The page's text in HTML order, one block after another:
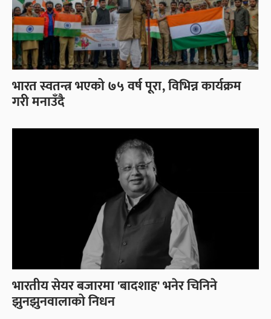
भारत स्वतन्त्र भएको ७५ वर्ष पूरा, विभिन्न कार्यक्रम
गरी मनाउँदै
भारतीय सेयर बजारमा 'बादशाह' भनेर चिनिने
झुनझुनवालाको निधन